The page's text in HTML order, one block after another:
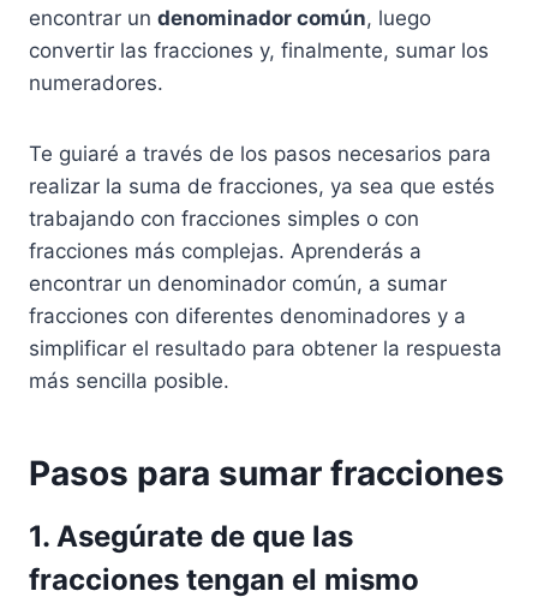
encontrar un denominador común, luego
convertir las fracciones y, finalmente, sumar los
numeradores.
Te guiaré a través de los pasos necesarios para
realizar la suma de fracciones, ya sea que estés
trabajando con fracciones simples o con
fracciones más complejas. Aprenderás a
encontrar un denominador común, a sumar
fracciones con diferentes denominadores y a
simplificar el resultado para obtener la respuesta
más sencilla posible.
Pasos para sumar fracciones
1. Asegúrate de que las
fracciones tengan el mismo